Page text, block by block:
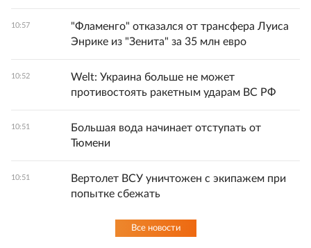
10:57
"Фламенго" отказался от трансфера Луиса
Энрике из "Зенита" за 35 млн евро
10:52
Welt: Украина больше не может
противостоять ракетным ударам ВС РФ
10:51
Большая вода начинает отступать от
Тюмени
10:51
Вертолет ВСУ уничтожен с экипажем при
попытке сбежать
Все новости